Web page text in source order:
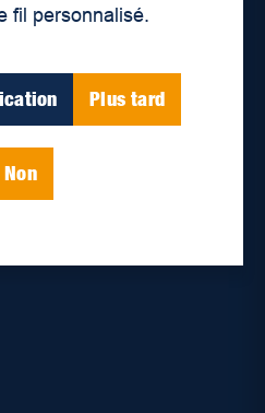
fil personnalisé.
Plus tard
Non